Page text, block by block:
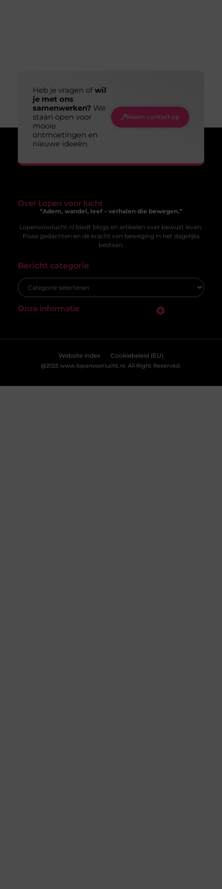
Heb je vragen ofwil
je met ons
samenwerken? We
staan open voor
mooie
ontmoetingen en
nieuwe ideeën.
Neem contact op
Over Lopen voor lucht
“Adem, wandel, leef – verhalen die bewegen.”
Lopenvoorlucht.nl biedt blogs en artikelen over bewust leven,
frisse gedachten en de kracht van beweging in het dagelijks
bestaan.
Bericht categorie
Onze informatie
@2025 www.lopenvoorlucht.nl. All Right Reserved.
Website index Cookiebeleid (EU)